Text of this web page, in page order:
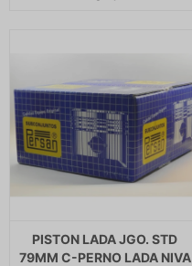
PISTON LADA JGO. STD
79MM C-PERNO LADA NIVA